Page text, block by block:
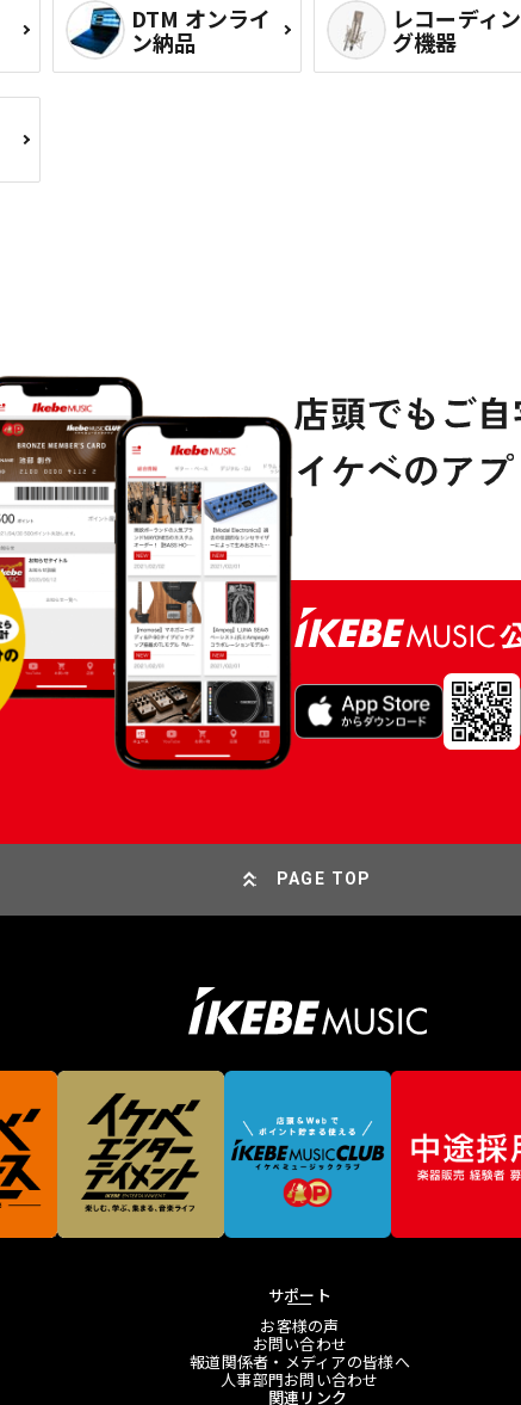
DTM オンライ
ン納品
レコーディン
グ機器
PAGE TOP
サポート
お客様の声
お問い合わせ
報道関係者・メディアの皆様へ
人事部門お問い合わせ
関連リンク